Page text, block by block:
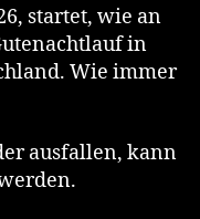
startet, wie an
in
Wie immer
ausfallen, kann